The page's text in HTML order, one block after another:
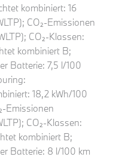
kombiniert: 16
CO₂-Emissionen
CO₂-Klassen:
kombiniert B;
Batterie: 7,5 l/100
18,2 kWh/100
Emissionen
CO₂-Klassen:
kombiniert B;
Batterie: 8 l/100 km